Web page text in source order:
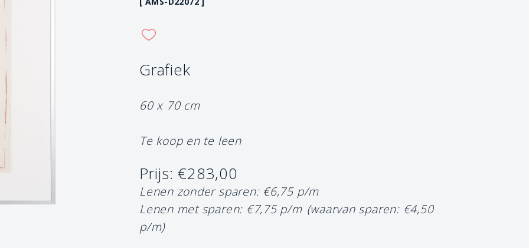
Grafiek
60 x 70 cm
Te koop en te leen
Prijs: €283,00
Lenen zonder sparen: €6,75 p/m
Lenen met sparen: €7,75 p/m (waarvan sparen: €4,50
p/m)